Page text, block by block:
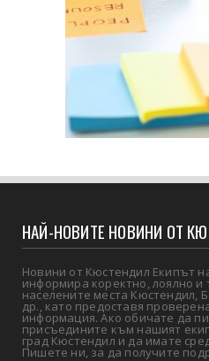
НАЙ-НОВИТЕ НОВИНИ ОТ
Новини от Кюстендил Екипът
информира коректно, лоялно и
населените места Кюстендил,
др., като предоставя
информация. Ако обичате да
присъедините към нашият
град Кюстендил и да имате
Пишете ни, за да получите